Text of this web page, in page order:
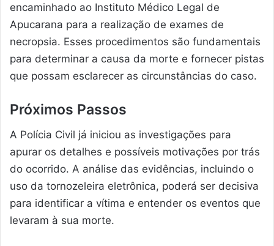
encaminhado ao Instituto Médico Legal de
Apucarana para a realização de exames de
necropsia. Esses procedimentos são fundamentais
para determinar a causa da morte e fornecer pistas
que possam esclarecer as circunstâncias do caso.
Próximos Passos
A Polícia Civil já iniciou as investigações para
apurar os detalhes e possíveis motivações por trás
do ocorrido. A análise das evidências, incluindo o
uso da tornozeleira eletrônica, poderá ser decisiva
para identificar a vítima e entender os eventos que
levaram à sua morte.